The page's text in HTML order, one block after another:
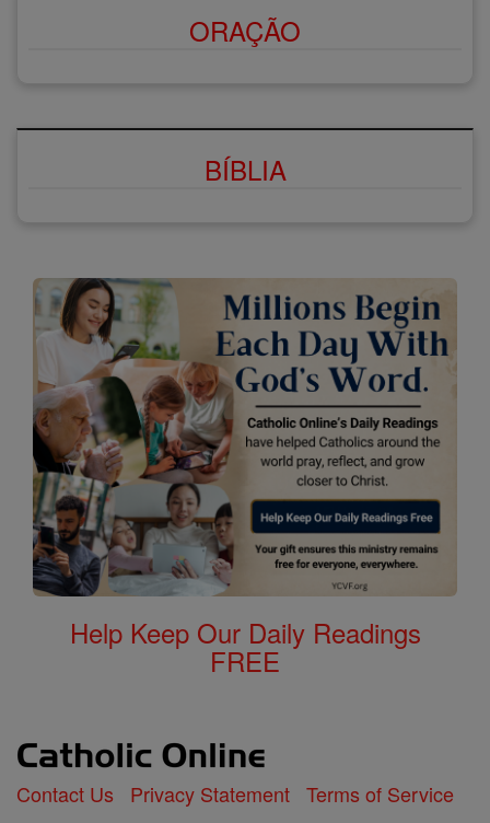
ORAÇÃO
BÍBLIA
Help Keep Our Daily Readings
FREE
Contact Us Privacy Statement Terms of Service